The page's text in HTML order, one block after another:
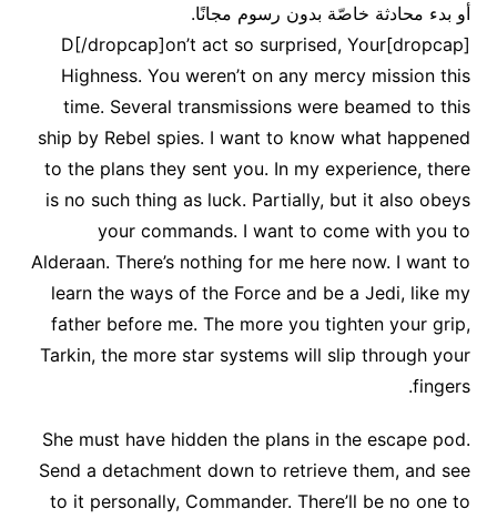
أو بدء محادثة خاصّة بدون رسوم مجانًا.
[dropcap]D[/dropcap]on’t act so surprised, Your
Highness. You weren’t on any mercy mission this
time. Several transmissions were beamed to this
ship by Rebel spies. I want to know what happened
to the plans they sent you. In my experience, there
is no such thing as luck. Partially, but it also obeys
your commands. I want to come with you to
Alderaan. There’s nothing for me here now. I want to
learn the ways of the Force and be a Jedi, like my
father before me. The more you tighten your grip,
Tarkin, the more star systems will slip through your
fingers.
She must have hidden the plans in the escape pod.
Send a detachment down to retrieve them, and see
to it personally, Commander. There’ll be no one to